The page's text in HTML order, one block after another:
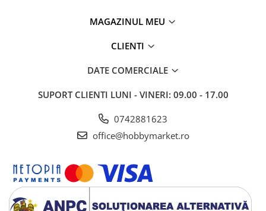
MAGAZINUL MEU
CLIENTI
DATE COMERCIALE
SUPORT CLIENTI LUNI - VINERI: 09.00 - 17.00
0742881623
office@hobbymarket.ro